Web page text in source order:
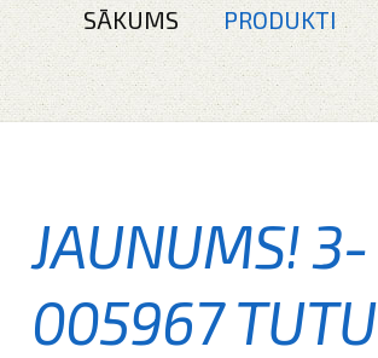
SĀKUMS PRODUKTI
JAUNUMS! 3-
005967 TUTU